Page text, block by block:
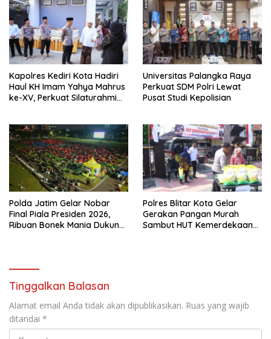
Kapolres Kediri Kota Hadiri
Haul KH Imam Yahya Mahrus
ke-XV, Perkuat Silaturahmi
Universitas Palangka Raya
Perkuat SDM Polri Lewat
Pusat Studi Kepolisian
Polda Jatim Gelar Nobar
Final Piala Presiden 2026,
Ribuan Bonek Mania Dukung
Polres Blitar Kota Gelar
Gerakan Pangan Murah
Sambut HUT Kemerdekaan
Tinggalkan Balasan
Alamat email Anda tidak akan dipublikasikan. Ruas yang wajib
ditandai *